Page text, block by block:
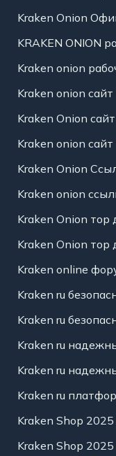
Kraken Onion
KRAKEN ONION
Kraken onion
Kraken onion
Kraken Onion
Kraken onion
Kraken Onion
Kraken onion
Kraken Onion тор
Kraken Onion тор
Kraken online
Kraken ru
Kraken ru
Kraken ru
Kraken ru
Kraken ru
Kraken Shop
Kraken Shop